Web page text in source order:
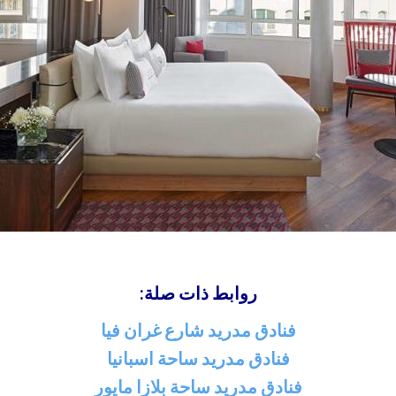
روابط ذات صلة:
فنادق مدريد شارع غران فيا
فنادق مدريد ساحة اسبانيا
فنادق مدريد ساحة بلازا مايور